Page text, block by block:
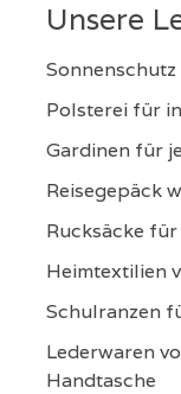
Unsere
Polsterei für
Gardinen für
Reisegepäck
Rucksäcke
Heimtextilien
Schulranzen
Lederwaren
Handtasche